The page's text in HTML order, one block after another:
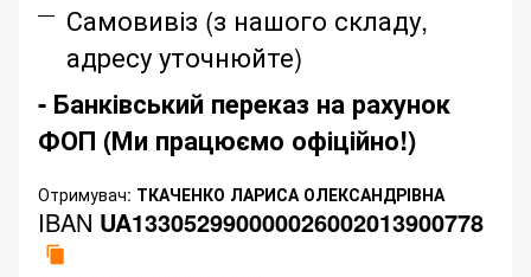
Самовивіз (з нашого складу,
адресу уточнюйте)
- Банківський переказ на рахунок
ФОП (Ми працюємо офіційно!)
Отримувач: ТКАЧЕНКО ЛАРИСА ОЛЕКСАНДРІВНА
IBAN UA133052990000026002013900778